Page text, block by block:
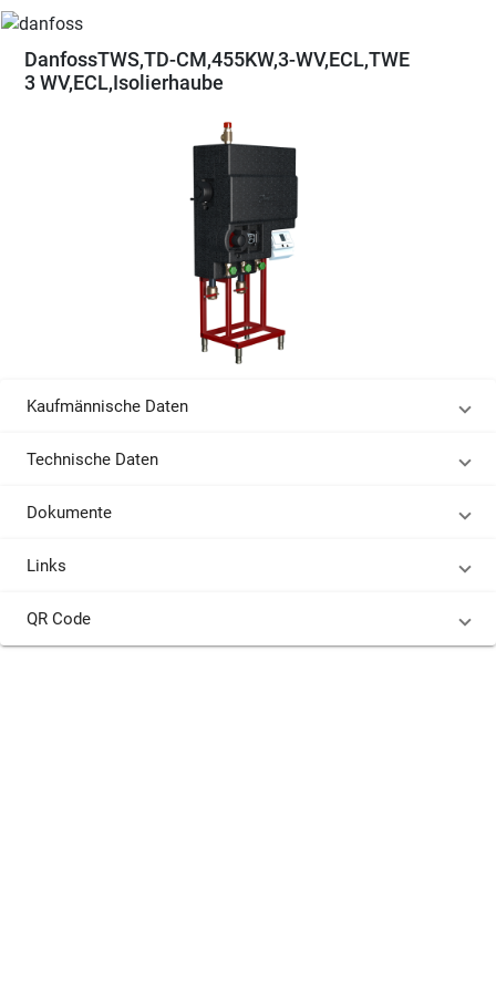
DanfossTWS,TD-CM,455KW,3-WV,ECL,TWE
3 WV,ECL,Isolierhaube
Kaufmännische Daten
Technische Daten
Dokumente
Links
QR Code